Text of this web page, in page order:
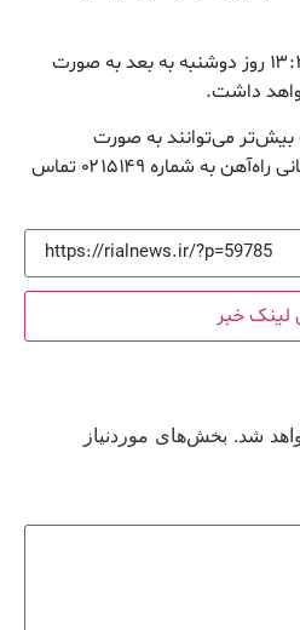
لازم به ذکر است از ساعت ۱۳:۳۰ روز دوشنبه به بعد به صورت
داشت.
می‌توانند به صورت
شبانه‌روزی با سامانه اطلاع‌رسانی راه‌آهن به شماره ۰۲۱۵۱۴۹ تماس
لینک خبر
شد. بخش‌های موردنیاز